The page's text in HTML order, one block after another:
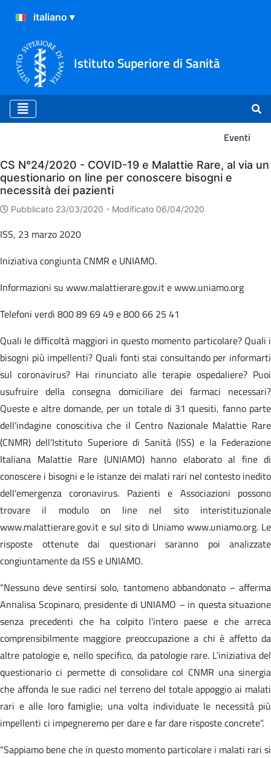
Istituto Superiore di Sanità
Eventi
Eventi
CS N°24/2020 - COVID-19 e Malattie Rare, al via un
questionario on line per conoscere bisogni e
necessità dei pazienti
Pubblicato 23/03/2020 - Modificato 06/04/2020
ISS, 23 marzo 2020
Iniziativa congiunta CNMR e UNIAMO.
Informazioni su www.malattierare.gov.it e www.uniamo.org
Telefoni verdi 800 89 69 49 e 800 66 25 41
Quali le difficoltà maggiori in questo momento particolare? Quali i
bisogni più impellenti? Quali fonti stai consultando per informarti
sul coronavirus? Hai rinunciato alle terapie ospedaliere? Puoi
usufruire della consegna domiciliare dei farmaci necessari?
Queste e altre domande, per un totale di 31 quesiti, fanno parte
dell'indagine conoscitiva che il Centro Nazionale Malattie Rare
(CNMR) dell’Istituto Superiore di Sanità (ISS) e la Federazione
Italiana Malattie Rare (UNIAMO) hanno elaborato al fine di
conoscere i bisogni e le istanze dei malati rari nel contesto inedito
dell'emergenza coronavirus. Pazienti e Associazioni possono
trovare il modulo on line nel sito interistituzionale
www.malattierare.gov.it e sul sito di Uniamo www.uniamo.org. Le
risposte ottenute dai questionari saranno poi analizzate
congiuntamente da ISS e UNIAMO.
“Nessuno deve sentirsi solo, tantomeno abbandonato – afferma
Annalisa Scopinaro, presidente di UNIAMO – in questa situazione
senza precedenti che ha colpito l'intero paese e che arreca
comprensibilmente maggiore preoccupazione a chi è affetto da
altre patologie e, nello specifico, da patologie rare. L'iniziativa del
questionario ci permette di consolidare col CNMR una sinergia
che affonda le sue radici nel terreno del totale appoggio ai malati
rari e alle loro famiglie; una volta individuate le necessità più
impellenti ci impegneremo per dare e far dare risposte concrete”.
“Sappiamo bene che in questo momento particolare i malati rari si